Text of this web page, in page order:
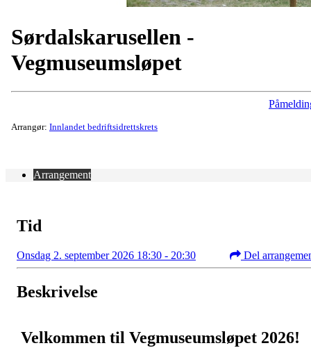
Sørdalskarusellen -
Vegmuseumsløpet
Arrangør: Innlandet bedriftsidrettskrets
Arrangement
Tid
Onsdag 2. september 2026 18:30 - 20:30 Del
Beskrivelse
Velkommen til Vegmuseumsløpet 2026!